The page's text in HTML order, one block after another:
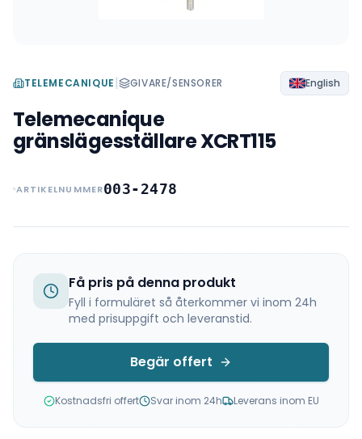
TELEMECANIQUE | GIVARE/SENSORER English
Telemecanique
gränslägesställare XCRT115
ARTIKELNUMMER003-2478
Få pris på denna produkt
Fyll i formuläret så återkommer vi inom 24h
med prisuppgift och leveranstid.
Begär offert
Kostnadsfri offert Svar inom 24h Leverans inom EU